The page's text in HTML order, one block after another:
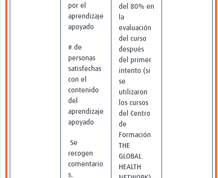
por el
aprendizaje
apoyado
# de
personas
satisfechas
con el
contenido
del
aprendizaje
apoyado
Se
recogen
comentario
s.
del 80% en
la
evaluación
del curso
después
del primer
intento (si
se
utilizaron
los cursos
del Centro
de
Formación
THE
GLOBAL
HEALTH